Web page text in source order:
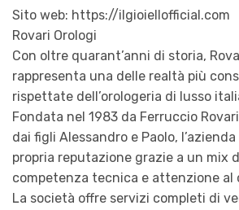
Sito web: https://ilgioiellofficial.com
Rovari Orologi
Con oltre quarant’anni di storia,
rappresenta una delle realtà più
rispettate dell’orologeria di lusso
Fondata nel 1983 da Ferruccio
dai figli Alessandro e Paolo,
propria reputazione grazie a un mix
competenza tecnica e attenzione al
La società offre servizi completi di